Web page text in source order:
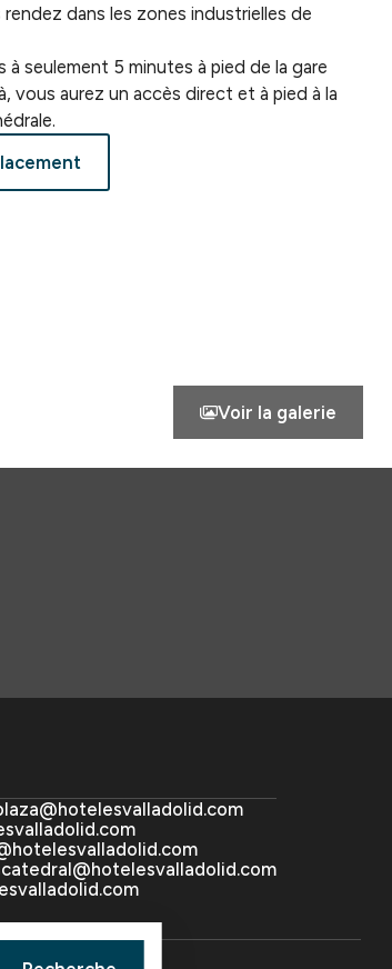
dans les zones industrielles de
à seulement 5 minutes à pied de la gare
vous aurez un accès direct et à pied à la
Voir la galerie